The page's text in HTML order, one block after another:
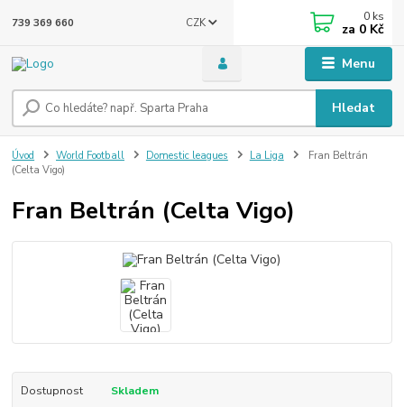
Menu
CZK
Hledat
739 369 660 0 ks
za 0 Kč
Úvod World Football Domestic leagues La Liga
Fran Beltrán
(Celta Vigo)
Fran Beltrán (Celta Vigo)
Dostupnost Skladem